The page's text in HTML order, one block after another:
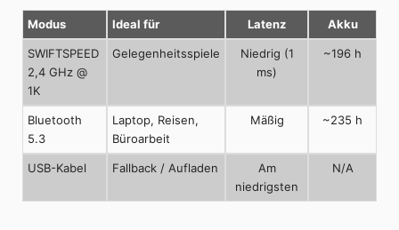
Modus Ideal für Latenz Akku
SWIFTSPEED
2,4 GHz @
1K
Gelegenheitsspiele
Niedrig (1
ms)
~196 h
Bluetooth
5.3
Laptop, Reisen,
Büroarbeit
Mäßig ~235 h
USB-Kabel Fallback / Aufladen
Am
niedrigsten
N/A